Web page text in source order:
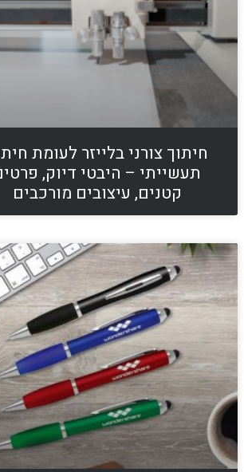
חיתוך צורני בלייזר לעומת
תעשייתי – היבטי דיוק,
קטנים, עיצובים מורכבים